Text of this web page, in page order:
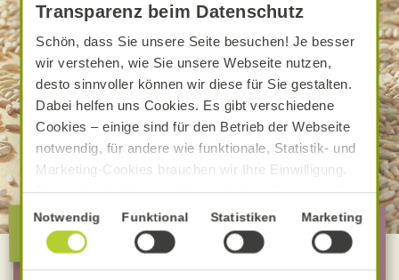
Transparenz beim Datenschutz
Schön, dass Sie unsere Seite besuchen! Je besser
wir verstehen, wie Sie unsere Webseite nutzen,
desto sinnvoller können wir diese für Sie gestalten.
Dabei helfen uns Cookies. Es gibt verschiedene
Cookies – einige sind für den Betrieb der Webseite
notwendig, für andere wie funktionale, Statistik- und
Marketing-Cookies brauchen wir Ihre Einwilligung.
Das optimale Nutzererlebnis erhalten Sie, wenn Sie
„Alle Cookies erlauben“ anklicken. Ihre Einwilligung
umfasst in diesem Fall auch den Einsatz von
Dienstleistern in Drittländern, die kein mit der EU
Einwilligungsauswahl
Notwendig Funktional Statistiken Marketing
Die besondere Alnatura
Qualität